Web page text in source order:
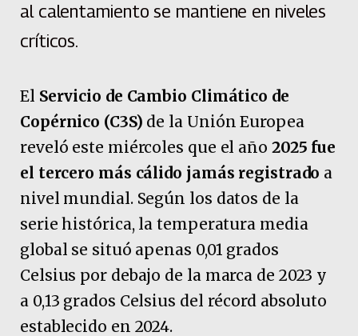
al calentamiento se mantiene en niveles
críticos.
El Servicio de Cambio Climático de
Copérnico (C3S) de la Unión Europea
reveló este miércoles que el año 2025 fue
el tercero más cálido jamás registrado a
nivel mundial. Según los datos de la
serie histórica, la temperatura media
global se situó apenas 0,01 grados
Celsius por debajo de la marca de 2023 y
a 0,13 grados Celsius del récord absoluto
establecido en 2024.